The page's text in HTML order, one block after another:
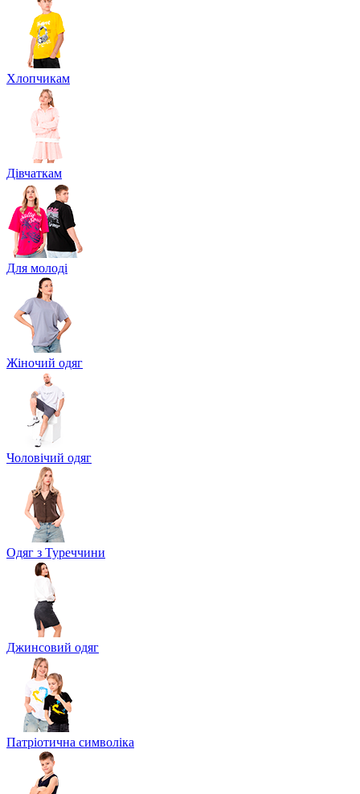
Хлопчикам
Дівчаткам
Для молоді
Жіночий одяг
Чоловічий одяг
Одяг з Туреччини
Джинсовий одяг
Патріотична символіка